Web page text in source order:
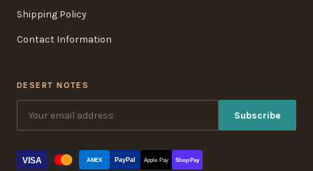
Shipping Policy
Contact Information
DESERT NOTES
Subscribe
VISA AMEX PayPal Apple Pay Shop Pay